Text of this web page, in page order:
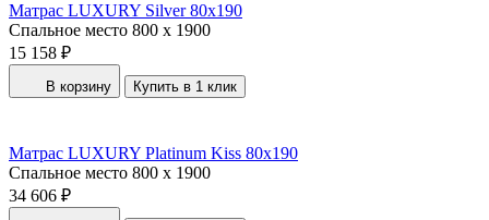
Матрас LUXURY Silver 80x190
Спальное место 800 x 1900
15 158 ₽
В корзину Купить в 1 клик
Матрас LUXURY Platinum Kiss 80x190
Спальное место 800 x 1900
34 606 ₽